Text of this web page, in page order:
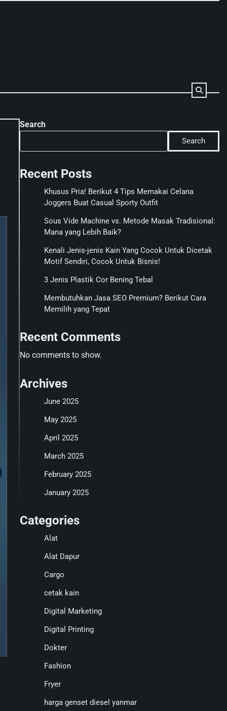
Search
Search
Recent Posts
Khusus Pria! Berikut 4 Tips Memakai Celana
Joggers Buat Casual Sporty Outfit
Sous Vide Machine vs. Metode Masak Tradisional:
Mana yang Lebih Baik?
Kenali Jenis-jenis Kain Yang Cocok Untuk Dicetak
Motif Sendiri, Cocok Untuk Bisnis!
3 Jenis Plastik Cor Bening Tebal
Membutuhkan Jasa SEO Premium? Berikut Cara
Memilih yang Tepat
Recent Comments
No comments to show.
Archives
June 2025
May 2025
April 2025
March 2025
February 2025
January 2025
Categories
Alat
Alat Dapur
Cargo
cetak kain
Digital Marketing
Digital Printing
Dokter
Fashion
Fryer
harga genset diesel yanmar